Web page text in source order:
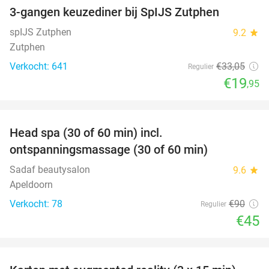
3-gangen keuzediner bij SpIJS Zutphen
spIJS Zutphen 9.2 star
Zutphen
Verkocht: 641
Regulier €33,05
€19,95
Head spa (30 of 60 min) incl.
ontspanningsmassage (30 of 60 min)
Sadaf beautysalon 9.6 star
Apeldoorn
Verkocht: 78
Regulier €90
€45